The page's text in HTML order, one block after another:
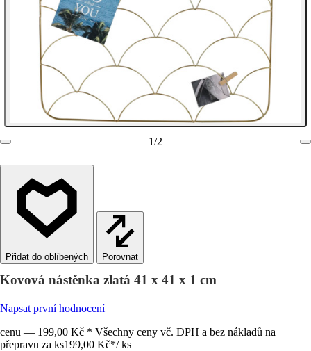
1/2
Porovnat
Kovová nástěnka zlatá 41 x 41 x 1 cm
Napsat první hodnocení
cenu — 199,00 Kč * Všechny ceny vč. DPH a bez nákladů na
přepravu za ks199,00 Kč*/ ks